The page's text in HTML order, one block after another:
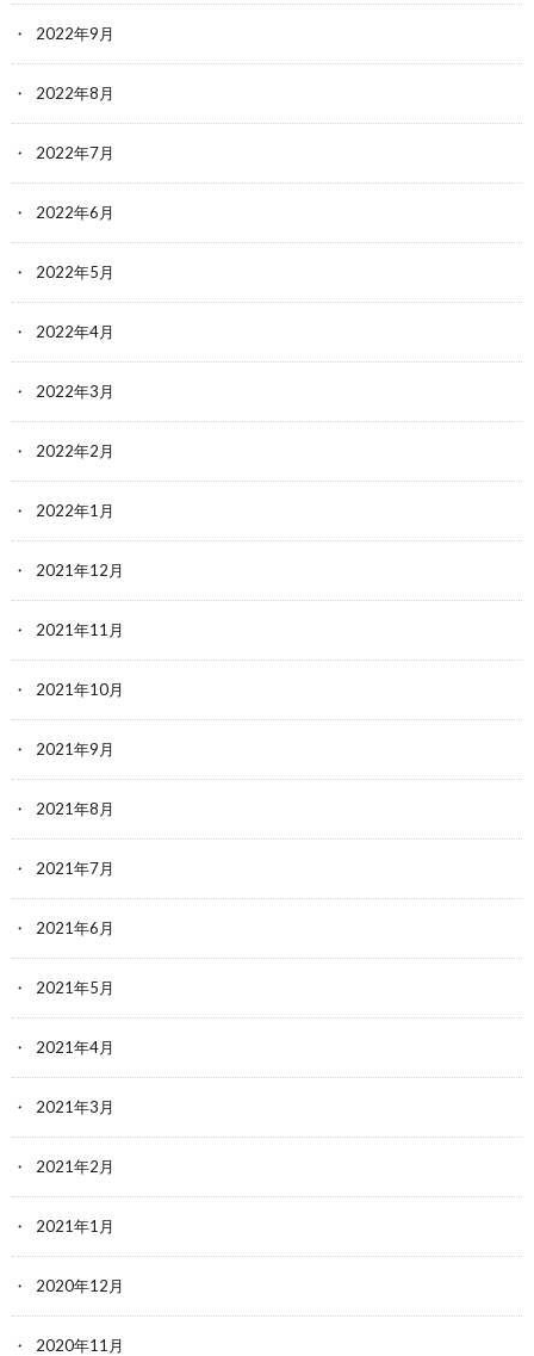
2022年9月
2022年8月
2022年7月
2022年6月
2022年5月
2022年4月
2022年3月
2022年2月
2022年1月
2021年12月
2021年11月
2021年10月
2021年9月
2021年8月
2021年7月
2021年6月
2021年5月
2021年4月
2021年3月
2021年2月
2021年1月
2020年12月
2020年11月